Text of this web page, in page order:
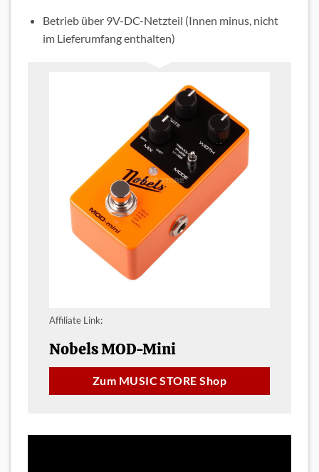
Betrieb über 9V-DC-Netzteil (Innen minus, nicht
im Lieferumfang enthalten)
Affiliate Link:
Nobels MOD-Mini
Zum MUSIC STORE Shop